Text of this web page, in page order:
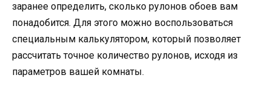
заранее определить, сколько рулонов обоев вам
понадобится. Для этого можно воспользоваться
специальным калькулятором, который позволяет
рассчитать точное количество рулонов, исходя из
параметров вашей комнаты.